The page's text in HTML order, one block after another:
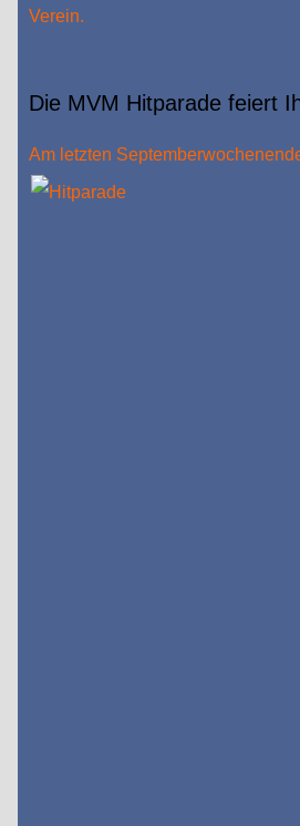
Verein.
Die MVM Hitparade feiert
Am letzten Sept